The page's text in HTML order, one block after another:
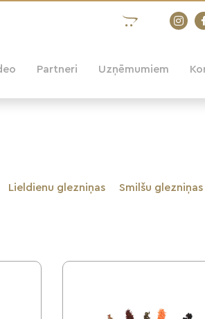
Partneri Uzņēmumiem
Lieldienu glezniņas Smilšu glezniņas